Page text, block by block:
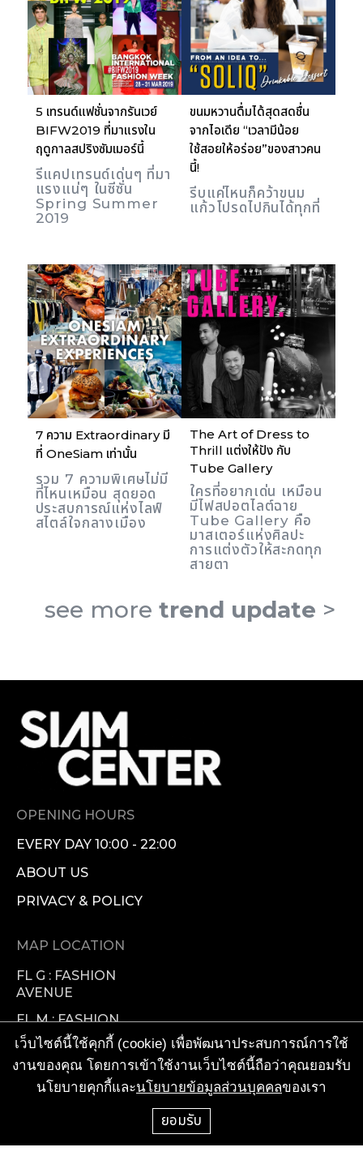
5 เทรนด์แฟชั่นจากรันเวย์
BIFW2019 ที่มาแรงใน
ฤดูกาลสปริงซัมเมอร์นี้
รีแคปเทรนด์เด่นๆ ที่มา
แรงแน่ๆ ในซีซั่น
Spring Summer
2019
ขนมหวานดื่มได้สุดสดชื่น
จากไอเดีย “เวลามีน้อย
ใช้สอยให้อร่อย”ของสาวคน
นี้!
รีบแค่ไหนก็คว้าขนม
แก้วโปรดไปกินได้ทุกที่
7 ความ Extraordinary มี
ที่ OneSiam เท่านั้น
รวม 7 ความพิเศษไม่มี
ที่ไหนเหมือน สุดยอด
ประสบการณ์แห่งไลฟ์
สไตล์ใจกลางเมือง
The Art of Dress to
Thrill แต่งให้ปัง กับ
Tube Gallery
ใครที่อยากเด่น เหมือน
มีไฟสปอตไลต์ฉาย
Tube Gallery คือ
มาสเตอร์แห่งศิลปะ
การแต่งตัวให้สะกดทุก
สายตา
see moretrend update >
เว็บไซต์นี้ใช้คุกกี้ (cookie) เพื่อพัฒนาประสบการณ์การใช้
งานของคุณ โดยการเข้าใช้งานเว็บไซต์นี้ถือว่าคุณยอมรับ
นโยบายคุกกี้และนโยบายข้อมูลส่วนบุคคลของเรา
ยอมรับ
OPENING HOURS
EVERY DAY 10:00 - 22:00
ABOUT US
PRIVACY & POLICY
MAP LOCATION
FL G : FASHION
AVENUE
FL M : FASHION
GALLERIA
FL 1 : FASHION
VISIONARY